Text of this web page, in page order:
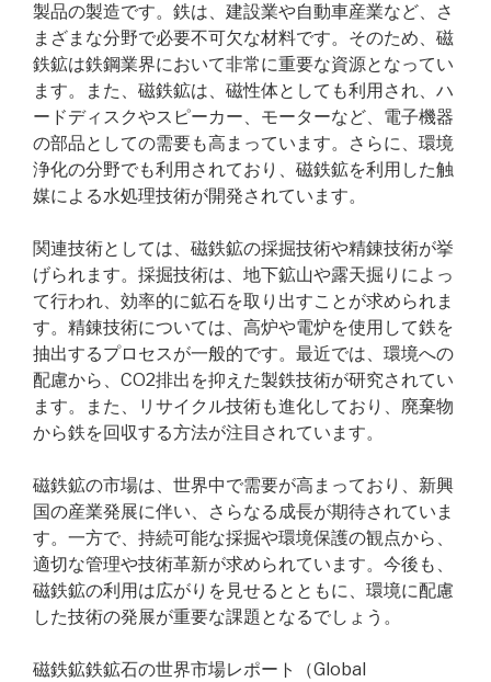
製品の製造です。鉄は、建設業や自動車産業など、さ
まざまな分野で必要不可欠な材料です。そのため、磁
鉄鉱は鉄鋼業界において非常に重要な資源となってい
ます。また、磁鉄鉱は、磁性体としても利用され、ハ
ードディスクやスピーカー、モーターなど、電子機器
の部品としての需要も高まっています。さらに、環境
浄化の分野でも利用されており、磁鉄鉱を利用した触
媒による水処理技術が開発されています。
関連技術としては、磁鉄鉱の採掘技術や精錬技術が挙
げられます。採掘技術は、地下鉱山や露天掘りによっ
て行われ、効率的に鉱石を取り出すことが求められま
す。精錬技術については、高炉や電炉を使用して鉄を
抽出するプロセスが一般的です。最近では、環境への
配慮から、CO2排出を抑えた製鉄技術が研究されてい
ます。また、リサイクル技術も進化しており、廃棄物
から鉄を回収する方法が注目されています。
磁鉄鉱の市場は、世界中で需要が高まっており、新興
国の産業発展に伴い、さらなる成長が期待されていま
す。一方で、持続可能な採掘や環境保護の観点から、
適切な管理や技術革新が求められています。今後も、
磁鉄鉱の利用は広がりを見せるとともに、環境に配慮
した技術の発展が重要な課題となるでしょう。
磁鉄鉱鉄鉱石の世界市場レポート（Global